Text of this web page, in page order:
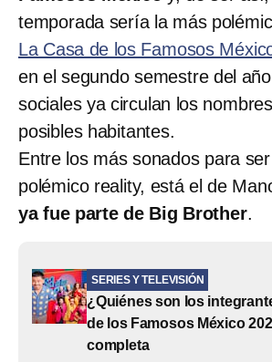
temporada sería la más
La Casa de los Famosos
en el segundo semestre del
sociales ya circulan los
posibles habitantes.
Entre los más sonados para
polémico reality, está el de
ya fue parte de Big Brother.
SERIES Y TELEVISIÓN
¿Quiénes son los
de los Famosos México
completa